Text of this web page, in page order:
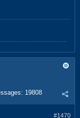
19808
#1470